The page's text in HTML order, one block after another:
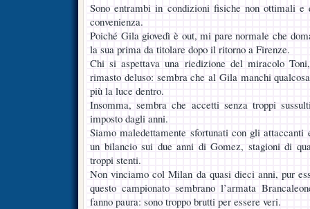
Sono entrambi in condizioni fisiche non ottimali e
convenienza.
Poiché Gila giovedì è out, mi pare normale che
la sua prima da titolare dopo il ritorno a Firenze.
Chi si aspettava una riedizione del miracolo
rimasto deluso: sembra che al Gila manchi
più la luce dentro.
Insomma, sembra che accetti senza troppi
imposto dagli anni.
Siamo maledettamente sfortunati con gli
un bilancio sui due anni di Gomez, stagioni di
troppi stenti.
Non vinciamo col Milan da quasi dieci anni, pur
questo campionato sembrano l’armata
fanno paura: sono troppo brutti per essere veri.